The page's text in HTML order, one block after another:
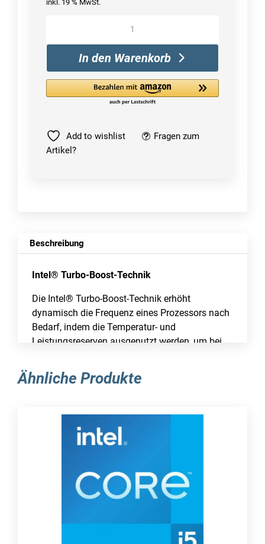
inkl. 19 % MwSt.
processor
Menge
In den Warenkorb
Add to wishlist
Fragen zum
Artikel?
Beschreibung
Intel® Turbo-Boost-Technik
Die Intel® Turbo-Boost-Technik erhöht
dynamisch die Frequenz eines Prozessors nach
Bedarf, indem die Temperatur- und
Leistungsreserven ausgenutzt werden, um bei
mehr Energieeffizienz zu bieten.
Intel® vPro™-Technik ist eine
Zusammenstellung von Sicherheits- und
Verwaltbarkeitsfunktionen, die in den Prozessor
IT-Sicherheit handhaben: 1)
Bedrohungsverwaltung, darunter Schutz vor
Rootkits, Viren und Malware, 2) Schutz von
Schutz von vertraulichen persönlichen und
Ähnliche Produkte